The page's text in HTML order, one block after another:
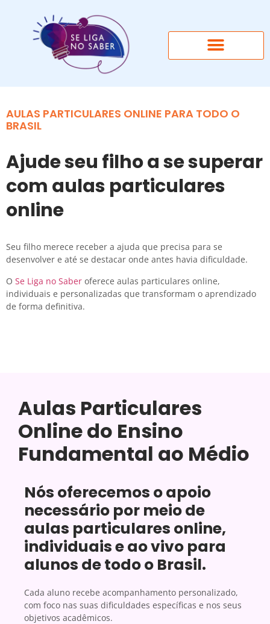
AULAS PARTICULARES ONLINE PARA TODO O
BRASIL
Ajude seu filho a se superar
com aulas particulares
online
Seu filho merece receber a ajuda que precisa para se
desenvolver e até se destacar onde antes havia dificuldade.
O Se Liga no Saber oferece aulas particulares online,
individuais e personalizadas que transformam o aprendizado
de forma definitiva.
Aulas Particulares
Online do Ensino
Fundamental ao Médio
Nós oferecemos o apoio
necessário por meio de
aulas particulares online,
individuais e ao vivo para
alunos de todo o Brasil.
Cada aluno recebe acompanhamento personalizado,
com foco nas suas dificuldades específicas e nos seus
objetivos acadêmicos.